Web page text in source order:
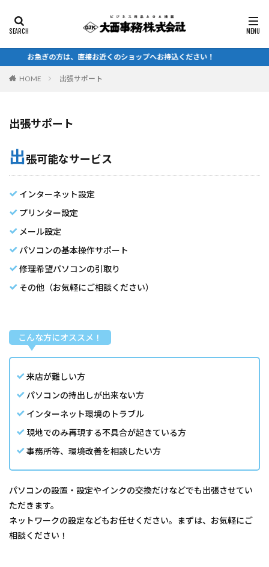
お急ぎの方は、直接お近くのショップへお持込ください！
HOME 出張サポート
出張サポート
出張可能なサービス
インターネット設定
プリンター設定
メール設定
パソコンの基本操作サポート
修理希望パソコンの引取り
その他（お気軽にご相談ください）
こんな方にオススメ！
来店が難しい方
パソコンの持出しが出来ない方
インターネット環境のトラブル
現地でのみ再現する不具合が起きている方
事務所等、環境改善を相談したい方
パソコンの設置・設定やインクの交換だけなどでも出張させてい
ただきます。
ネットワークの設定などもお任せください。まずは、お気軽にご
相談ください！
カテゴリー